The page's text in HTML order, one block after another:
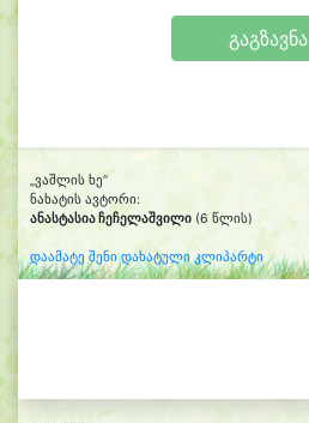
გაგზავნა
„ვაშლის ხე“
ნახატის ავტორი:
ანასტასია ჩეჩელაშვილი (6 წლის)
დაამატე შენი დახატული კლიპარტი